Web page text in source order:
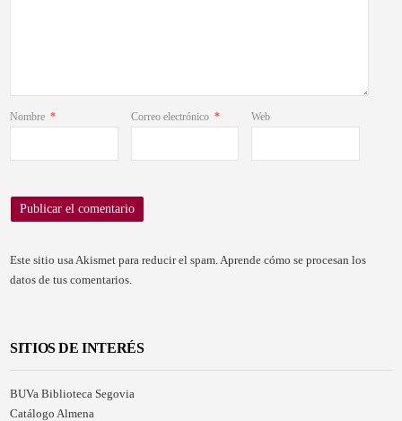
Nombre * Correo electrónico * Web
Este sitio usa Akismet para reducir el spam. Aprende cómo se procesan los
datos de tus comentarios.
SITIOS DE INTERÉS
BUVa Biblioteca Segovia
Catálogo Almena